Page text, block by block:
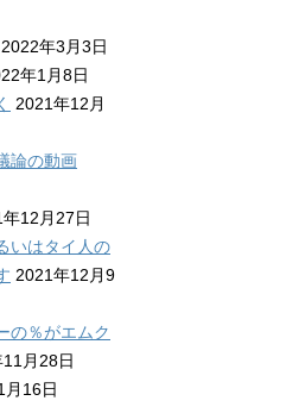
2022年3月3日
年1月8日
2021年12月
論の動画
12月27日
いはタイ人の
2021年12月9
の％がエムク
月28日
月16日